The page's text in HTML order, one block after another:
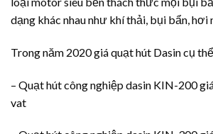
dạng khác nhau như khí thải, bụi bẩn,
Trong năm 2020 giá quạt hút Dasin cụ
– Quạt hút công nghiệp dasin KIN-200
vat